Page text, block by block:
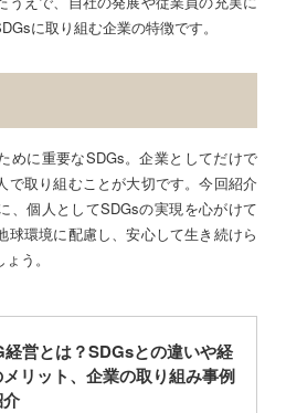
に取り組む企業の特徴です。
めに重要なSDGs。企業としてだけで
で取り組むことが大切です。今回紹介
、個人としてSDGsの実現を心がけて
球環境に配慮し、安心して生き続けら
う。
経営とは？SDGsとの違いや経
リット、企業の取り組み事例